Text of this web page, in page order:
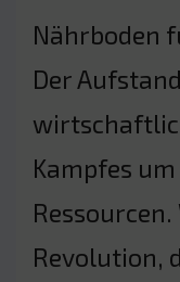
Nährboden
Der
Kampfes
Revolution,